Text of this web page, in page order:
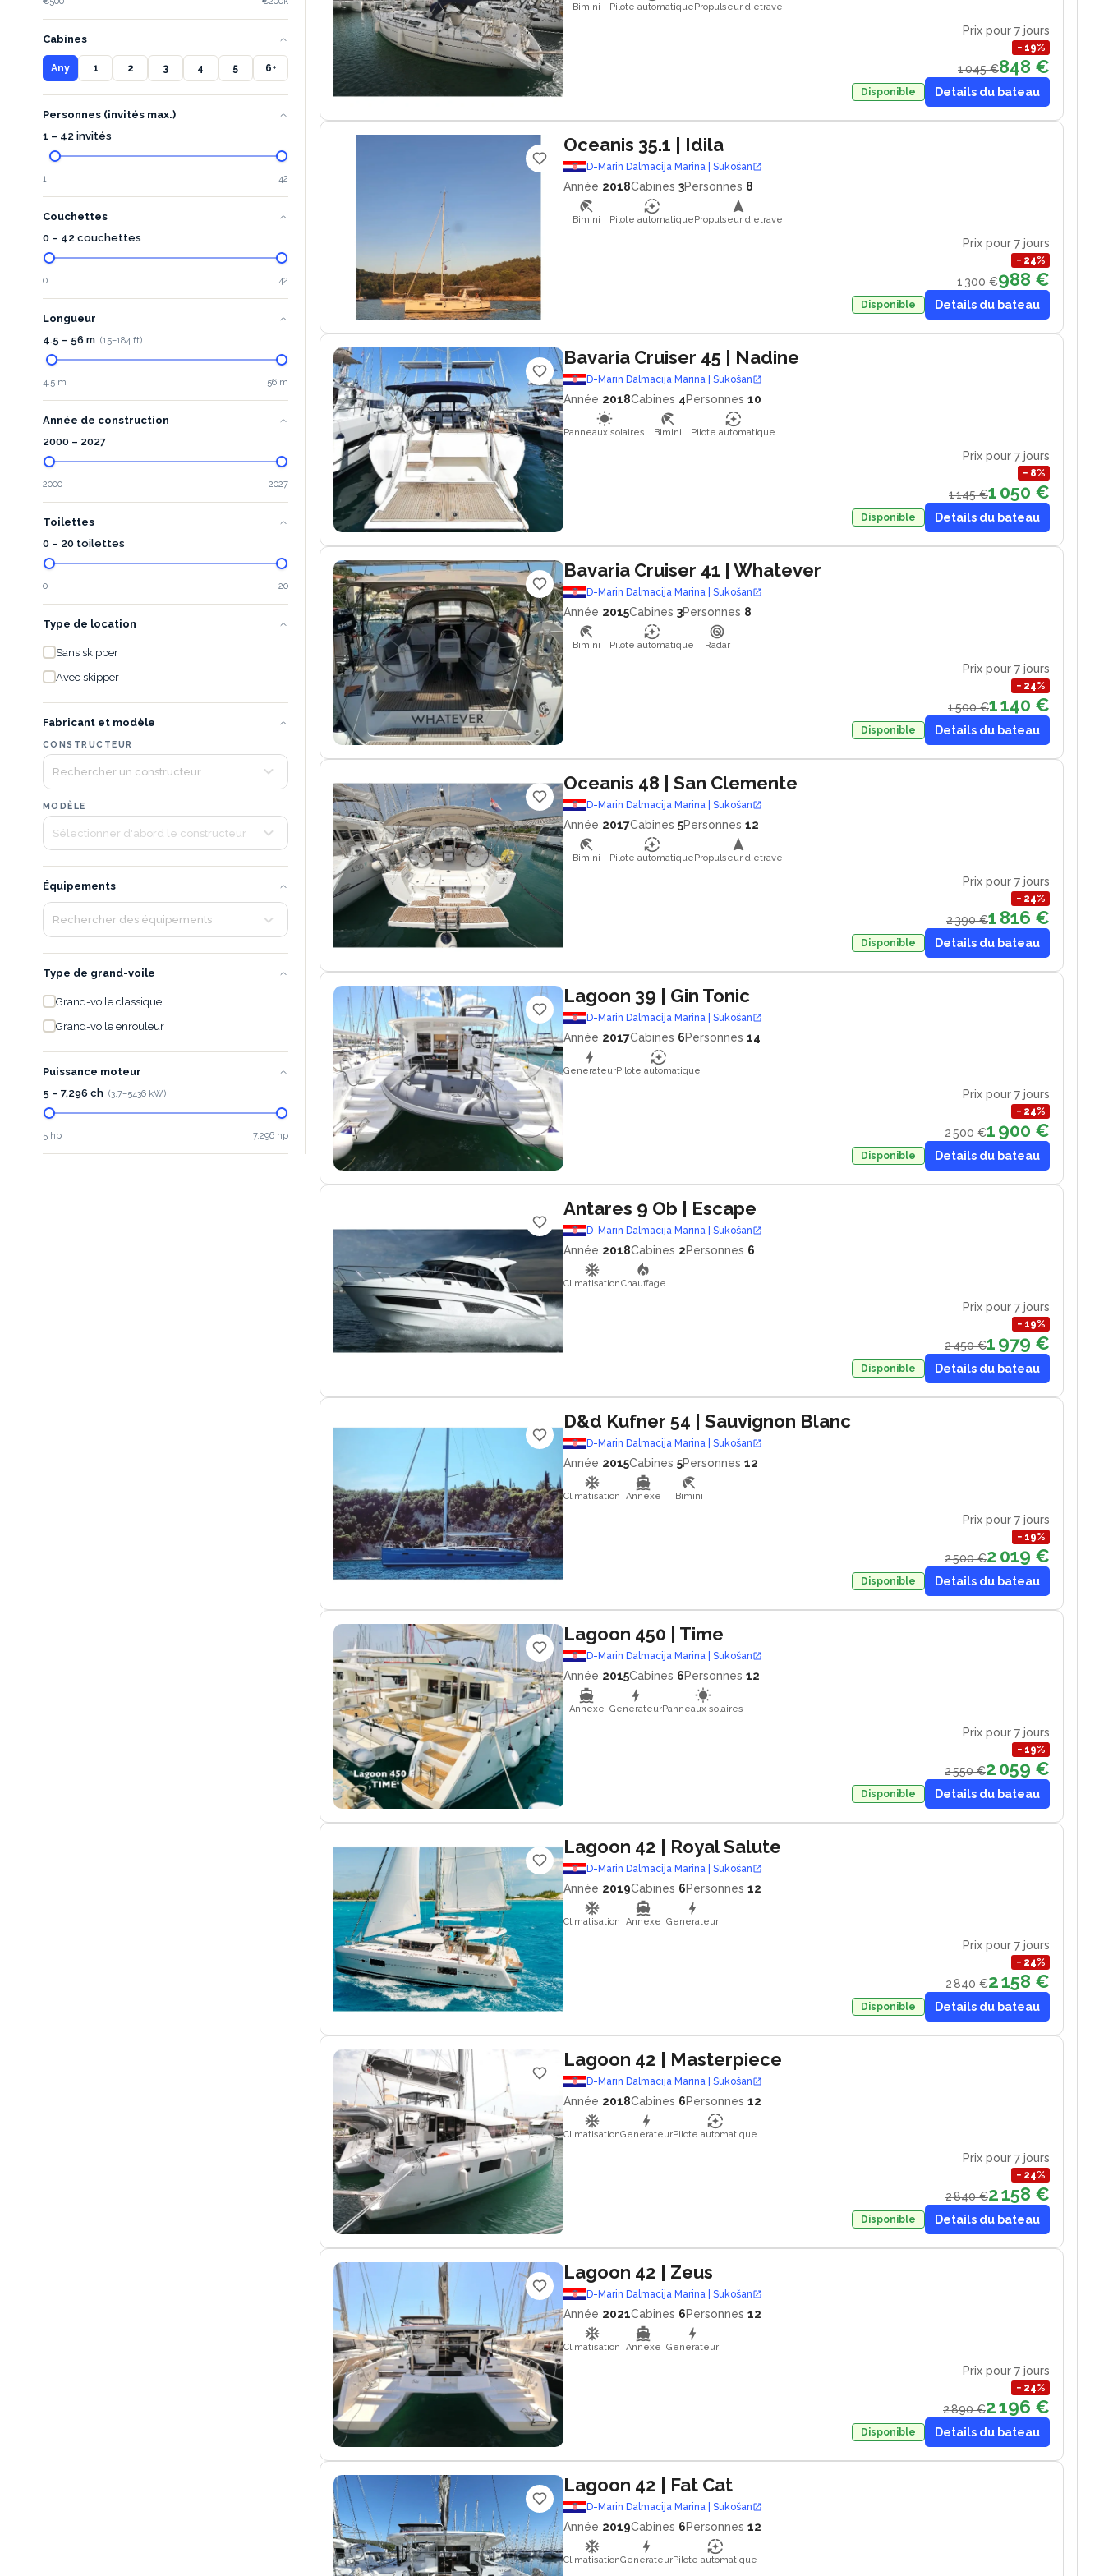
Cabines
Any 1 2 3 4 5 6+
Personnes (invités max.)
1 – 42 invités
1 42
Couchettes
0 – 42 couchettes
0 42
Longueur
4.5 – 56 m (15–184 ft)
4.5 m 56 m
Année de construction
2000 – 2027
2000 2027
Toilettes
0 – 20 toilettes
0 20
Type de location
Sans skipper
Avec skipper
Fabricant et modèle
CONSTRUCTEUR
MODÈLE
Équipements
Type de grand-voile
Grand-voile classique
Grand-voile enrouleur
Puissance moteur
5 – 7,296 ch (3.7–5436 kW)
5 hp 7,296 hp
Bimini Pilote automatiquePropulseur d'etrave
Prix pour 7 jours
− 19%
1 045 €848 €
Disponible Details du bateau
Oceanis 35.1 | Idila
D-Marin Dalmacija Marina | Sukošan
Année 2018Cabines 3Personnes 8
Bimini Pilote automatiquePropulseur d'etrave
Prix pour 7 jours
− 24%
1 300 €988 €
Disponible Details du bateau
Bavaria Cruiser 45 | Nadine
D-Marin Dalmacija Marina | Sukošan
Année 2018Cabines 4Personnes 10
Panneaux solaires Bimini Pilote automatique
Prix pour 7 jours
− 8%
1 145 €1 050 €
Disponible Details du bateau
Bavaria Cruiser 41 | Whatever
D-Marin Dalmacija Marina | Sukošan
Année 2015Cabines 3Personnes 8
Bimini Pilote automatique Radar
Prix pour 7 jours
− 24%
1 500 €1 140 €
Disponible Details du bateau
Oceanis 48 | San Clemente
D-Marin Dalmacija Marina | Sukošan
Année 2017Cabines 5Personnes 12
Bimini Pilote automatiquePropulseur d'etrave
Prix pour 7 jours
− 24%
2 390 €1 816 €
Disponible Details du bateau
Lagoon 39 | Gin Tonic
D-Marin Dalmacija Marina | Sukošan
Année 2017Cabines 6Personnes 14
GenerateurPilote automatique
Prix pour 7 jours
− 24%
2 500 €1 900 €
Disponible Details du bateau
Antares 9 Ob | Escape
D-Marin Dalmacija Marina | Sukošan
Année 2018Cabines 2Personnes 6
ClimatisationChauffage
Prix pour 7 jours
− 19%
2 450 €1 979 €
Disponible Details du bateau
D&d Kufner 54 | Sauvignon Blanc
D-Marin Dalmacija Marina | Sukošan
Année 2015Cabines 5Personnes 12
Climatisation Annexe Bimini
Prix pour 7 jours
− 19%
2 500 €2 019 €
Disponible Details du bateau
Lagoon 450 | Time
D-Marin Dalmacija Marina | Sukošan
Année 2015Cabines 6Personnes 12
Annexe GenerateurPanneaux solaires
Prix pour 7 jours
− 19%
2 550 €2 059 €
Disponible Details du bateau
Lagoon 42 | Royal Salute
D-Marin Dalmacija Marina | Sukošan
Année 2019Cabines 6Personnes 12
Climatisation Annexe Generateur
Prix pour 7 jours
− 24%
2 840 €2 158 €
Disponible Details du bateau
Lagoon 42 | Masterpiece
D-Marin Dalmacija Marina | Sukošan
Année 2018Cabines 6Personnes 12
ClimatisationGenerateurPilote automatique
Prix pour 7 jours
− 24%
2 840 €2 158 €
Disponible Details du bateau
Lagoon 42 | Zeus
D-Marin Dalmacija Marina | Sukošan
Année 2021Cabines 6Personnes 12
Climatisation Annexe Generateur
Prix pour 7 jours
− 24%
2 890 €2 196 €
Disponible Details du bateau
Lagoon 42 | Fat Cat
D-Marin Dalmacija Marina | Sukošan
Année 2019Cabines 6Personnes 12
ClimatisationGenerateurPilote automatique